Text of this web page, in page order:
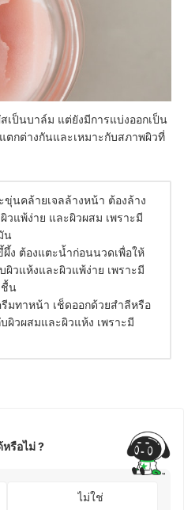
เป็นบาล์ม แต่ยังมีการแบ่งออกเป็น
กต่างกันและเหมาะกับสภาพผิวที่
ขุ่นคล้ายเจลล้างหน้า ต้องล้าง
วแพ้ง่าย และผิวผสม เพราะมี
น
ง ต้องแตะน้ำก่อนนวดเพื่อให้
ผิวแห้งและผิวแพ้ง่าย เพราะมี
ชื้น
มทาหน้า เช็ดออกด้วยสำลีหรือ
ผิวผสมและผิวแห้ง เพราะมี
รือไม่ ?
ไม่ใช่